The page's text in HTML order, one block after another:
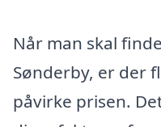
Når man skal
Sønderby, er der
påvirke prisen.